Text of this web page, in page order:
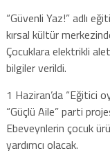
“Güvenli Yaz!” adlı
kırsal kültür
Çocuklara elektrikli
bilgiler verildi.
1 Haziran’da “Eğitici
“Güçlü Aile” parti
Ebeveynlerin çocuk
yardımcı olacak.